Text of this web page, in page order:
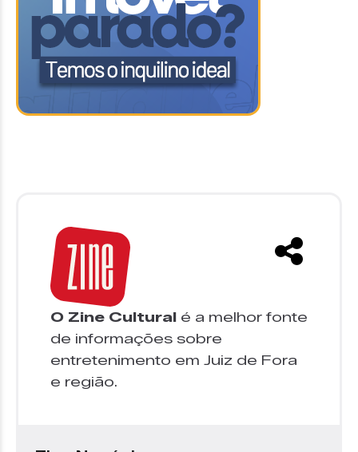
O Zine Cultural é a melhor fonte
de informações sobre
entretenimento em Juiz de Fora
e região.